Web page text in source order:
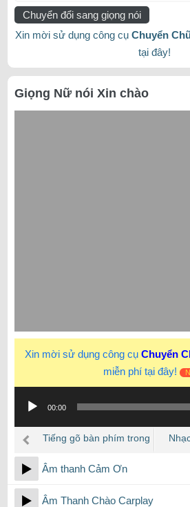
Chuyển đổi sang giọng nói
Xin mời sử dụng công cụ Chuyển
tại đây!
Giọng Nữ nói Xin chào
Xin mời sử dụng công cụ Chuyển
miễn phí tại đây!
phát
âm
thanh
00:00
Tiếng gõ bàn phím trong
Âm thanh Cảm Ơn
Âm Thanh Chào Carplay